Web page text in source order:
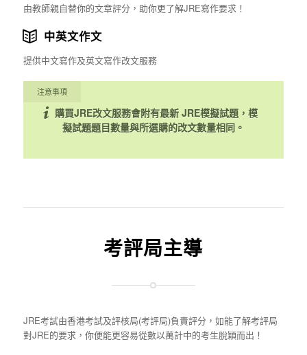
由教師親自替你的文章評分，助你更了解JRE寫作要求！
中英文作文
提供中文寫作及英文寫作改文服務
注意事項
購買JRE改文服務會附有最新 JRE模擬試題，模
擬試題題目數量與所選購的改文數量相同。
考評局主導
JRE考試由香港考試及評核局(考評局)負責評分，如能了解考評局
對JRE的要求，你便能更容易從數以萬計中的考生脫穎而出！